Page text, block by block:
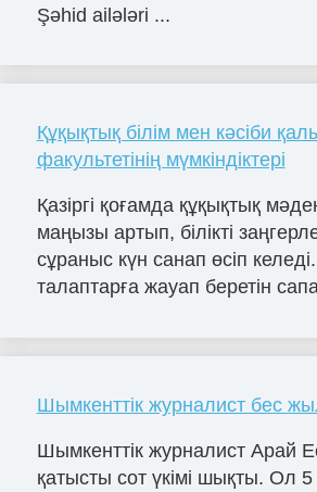
Şəhid ailələri ...
Құқықтық білім мен кәсіби
факультетінің мүмкіндіктері
Қазіргі қоғамда құқықтық
маңызы артып, білікті
сұраныс күн санап өсіп
талаптарға жауап беретін
Шымкенттік журналист бес
Шымкенттік журналист Арай
қатысты сот үкімі шықты. Ол